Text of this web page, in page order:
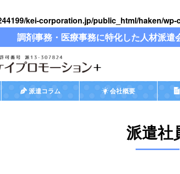
kei-corporation.jp/public_html/haken/
調剤事務・医療事務に特化した人材派
派遣コラム 会社概要
派遣社